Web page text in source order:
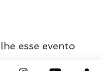
esse evento